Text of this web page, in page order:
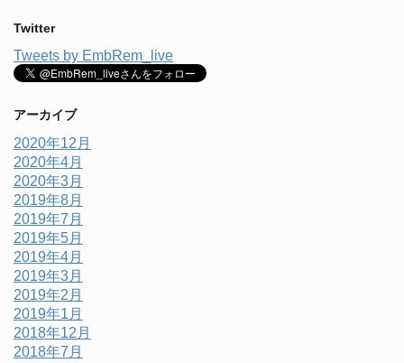
Twitter
Tweets by EmbRem_live
アーカイブ
2020年12月
2020年4月
2020年3月
2019年8月
2019年7月
2019年5月
2019年4月
2019年3月
2019年2月
2019年1月
2018年12月
2018年7月